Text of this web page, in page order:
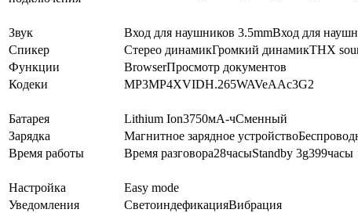
Звук
Вход для наушников 3.5mmВход для
Спикер
Стерео динамикГромкий динамикTHX
Функции
BrowserПросмотр документов
Кодеки
MP3MP4XVIDH.265WAVeAAc3G2
Батарея
Lithium Ion3750мА-чСменный
Зарядка
Магнитное зарядное устройство
Время работы
Время разговора28часыStandby 3g399часы
Настройка
Easy mode
Уведомления
СветоиндефикацияВибрация